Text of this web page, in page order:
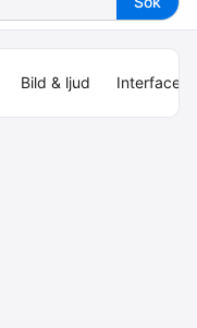
Bild & ljud Interface